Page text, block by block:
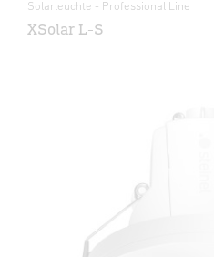
Solarleuchte - Professional Line
XSolar L-S